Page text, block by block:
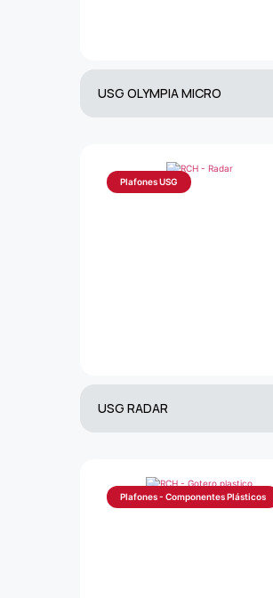
USG OLYMPIA MICRO
Plafones USG
USG RADAR
Plafones - Componentes Plásticos